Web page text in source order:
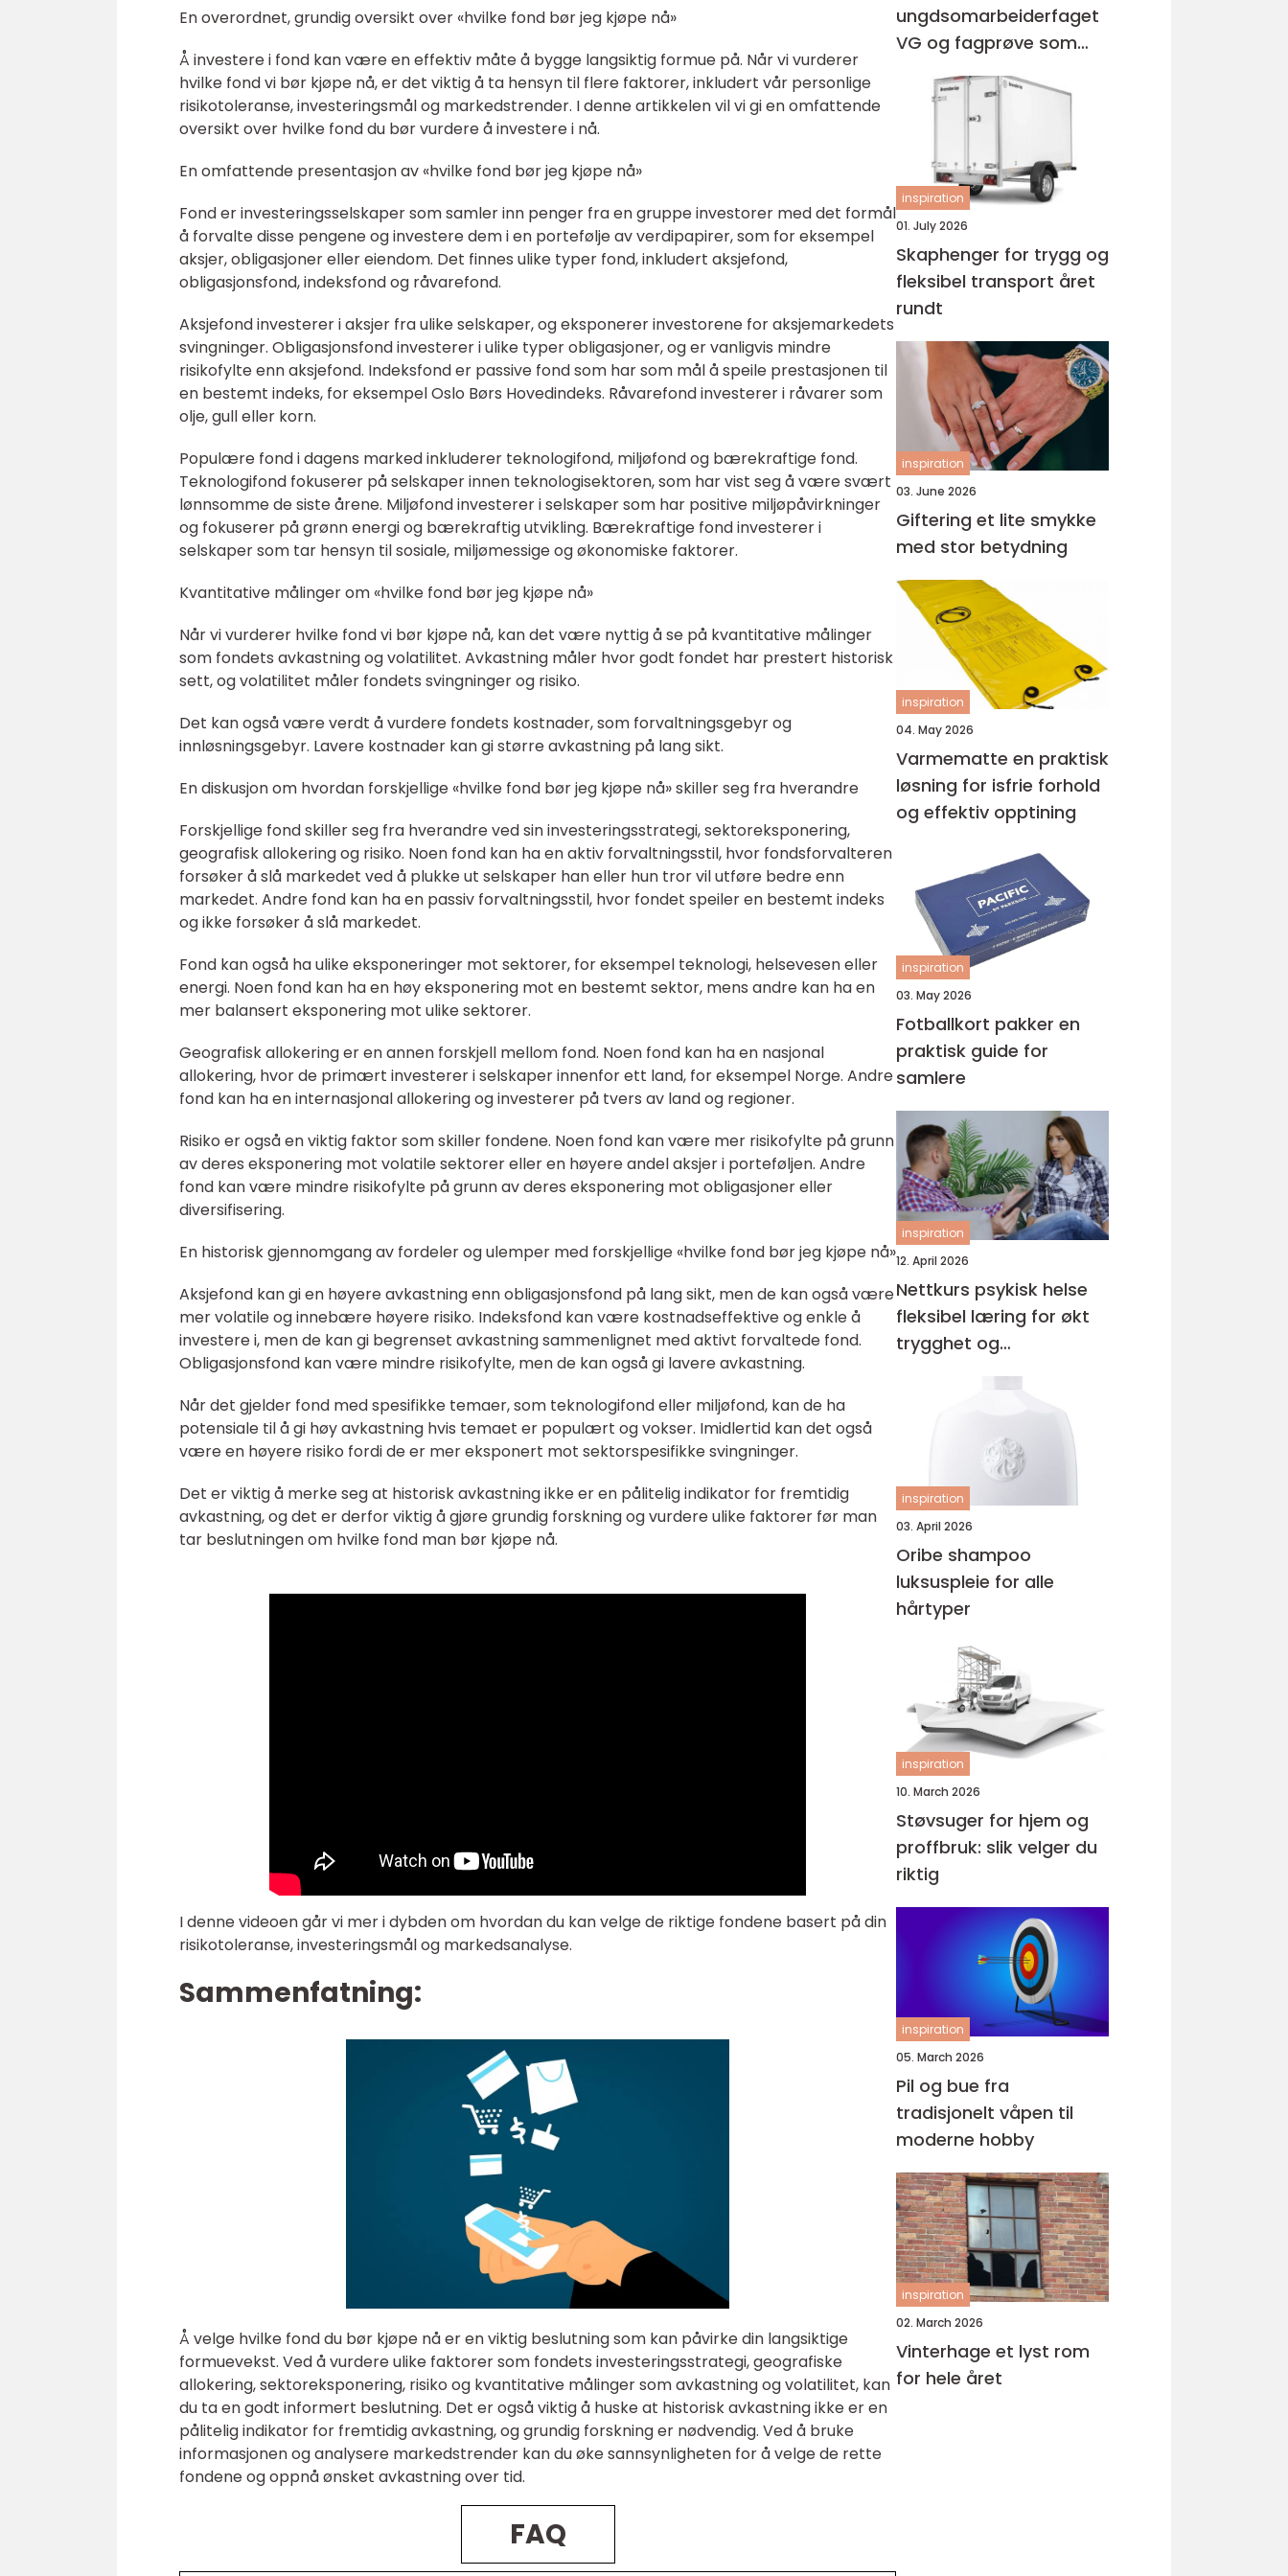
En overordnet, grundig oversikt over «hvilke fond bør jeg kjøpe nå»
Å investere i fond kan være en effektiv måte å bygge langsiktig formue på. Når vi vurderer
hvilke fond vi bør kjøpe nå, er det viktig å ta hensyn til flere faktorer, inkludert vår personlige
risikotoleranse, investeringsmål og markedstrender. I denne artikkelen vil vi gi en omfattende
oversikt over hvilke fond du bør vurdere å investere i nå.
En omfattende presentasjon av «hvilke fond bør jeg kjøpe nå»
Fond er investeringsselskaper som samler inn penger fra en gruppe investorer med det formål
å forvalte disse pengene og investere dem i en portefølje av verdipapirer, som for eksempel
aksjer, obligasjoner eller eiendom. Det finnes ulike typer fond, inkludert aksjefond,
obligasjonsfond, indeksfond og råvarefond.
Aksjefond investerer i aksjer fra ulike selskaper, og eksponerer investorene for aksjemarkedets
svingninger. Obligasjonsfond investerer i ulike typer obligasjoner, og er vanligvis mindre
risikofylte enn aksjefond. Indeksfond er passive fond som har som mål å speile prestasjonen til
en bestemt indeks, for eksempel Oslo Børs Hovedindeks. Råvarefond investerer i råvarer som
olje, gull eller korn.
Populære fond i dagens marked inkluderer teknologifond, miljøfond og bærekraftige fond.
Teknologifond fokuserer på selskaper innen teknologisektoren, som har vist seg å være svært
lønnsomme de siste årene. Miljøfond investerer i selskaper som har positive miljøpåvirkninger
og fokuserer på grønn energi og bærekraftig utvikling. Bærekraftige fond investerer i
selskaper som tar hensyn til sosiale, miljømessige og økonomiske faktorer.
Kvantitative målinger om «hvilke fond bør jeg kjøpe nå»
Når vi vurderer hvilke fond vi bør kjøpe nå, kan det være nyttig å se på kvantitative målinger
som fondets avkastning og volatilitet. Avkastning måler hvor godt fondet har prestert historisk
sett, og volatilitet måler fondets svingninger og risiko.
Det kan også være verdt å vurdere fondets kostnader, som forvaltningsgebyr og
innløsningsgebyr. Lavere kostnader kan gi større avkastning på lang sikt.
En diskusjon om hvordan forskjellige «hvilke fond bør jeg kjøpe nå» skiller seg fra hverandre
Forskjellige fond skiller seg fra hverandre ved sin investeringsstrategi, sektoreksponering,
geografisk allokering og risiko. Noen fond kan ha en aktiv forvaltningsstil, hvor fondsforvalteren
forsøker å slå markedet ved å plukke ut selskaper han eller hun tror vil utføre bedre enn
markedet. Andre fond kan ha en passiv forvaltningsstil, hvor fondet speiler en bestemt indeks
og ikke forsøker å slå markedet.
Fond kan også ha ulike eksponeringer mot sektorer, for eksempel teknologi, helsevesen eller
energi. Noen fond kan ha en høy eksponering mot en bestemt sektor, mens andre kan ha en
mer balansert eksponering mot ulike sektorer.
Geografisk allokering er en annen forskjell mellom fond. Noen fond kan ha en nasjonal
allokering, hvor de primært investerer i selskaper innenfor ett land, for eksempel Norge. Andre
fond kan ha en internasjonal allokering og investerer på tvers av land og regioner.
Risiko er også en viktig faktor som skiller fondene. Noen fond kan være mer risikofylte på grunn
av deres eksponering mot volatile sektorer eller en høyere andel aksjer i porteføljen. Andre
fond kan være mindre risikofylte på grunn av deres eksponering mot obligasjoner eller
diversifisering.
En historisk gjennomgang av fordeler og ulemper med forskjellige «hvilke fond bør jeg kjøpe nå»
Aksjefond kan gi en høyere avkastning enn obligasjonsfond på lang sikt, men de kan også være
mer volatile og innebære høyere risiko. Indeksfond kan være kostnadseffektive og enkle å
investere i, men de kan gi begrenset avkastning sammenlignet med aktivt forvaltede fond.
Obligasjonsfond kan være mindre risikofylte, men de kan også gi lavere avkastning.
Når det gjelder fond med spesifikke temaer, som teknologifond eller miljøfond, kan de ha
potensiale til å gi høy avkastning hvis temaet er populært og vokser. Imidlertid kan det også
være en høyere risiko fordi de er mer eksponert mot sektorspesifikke svingninger.
Det er viktig å merke seg at historisk avkastning ikke er en pålitelig indikator for fremtidig
avkastning, og det er derfor viktig å gjøre grundig forskning og vurdere ulike faktorer før man
tar beslutningen om hvilke fond man bør kjøpe nå.
I denne videoen går vi mer i dybden om hvordan du kan velge de riktige fondene basert på din
risikotoleranse, investeringsmål og markedsanalyse.
Sammenfatning:
Å velge hvilke fond du bør kjøpe nå er en viktig beslutning som kan påvirke din langsiktige
formuevekst. Ved å vurdere ulike faktorer som fondets investeringsstrategi, geografiske
allokering, sektoreksponering, risiko og kvantitative målinger som avkastning og volatilitet, kan
du ta en godt informert beslutning. Det er også viktig å huske at historisk avkastning ikke er en
pålitelig indikator for fremtidig avkastning, og grundig forskning er nødvendig. Ved å bruke
informasjonen og analysere markedstrender kan du øke sannsynligheten for å velge de rette
fondene og oppnå ønsket avkastning over tid.
FAQ
ungdsomarbeiderfaget
VG og fagprøve som
barne- og
ungdomsarbeider
inspiration
01. July 2026
Skaphenger for trygg og
fleksibel transport året
rundt
inspiration
03. June 2026
Giftering et lite smykke
med stor betydning
inspiration
04. May 2026
Varmematte en praktisk
løsning for isfrie forhold
og effektiv opptining
inspiration
03. May 2026
Fotballkort pakker en
praktisk guide for
samlere
inspiration
12. April 2026
Nettkurs psykisk helse
fleksibel læring for økt
trygghet og
kompetanse
inspiration
03. April 2026
Oribe shampoo
luksuspleie for alle
hårtyper
inspiration
10. March 2026
Støvsuger for hjem og
proffbruk: slik velger du
riktig
inspiration
05. March 2026
Pil og bue fra
tradisjonelt våpen til
moderne hobby
inspiration
02. March 2026
Vinterhage et lyst rom
for hele året